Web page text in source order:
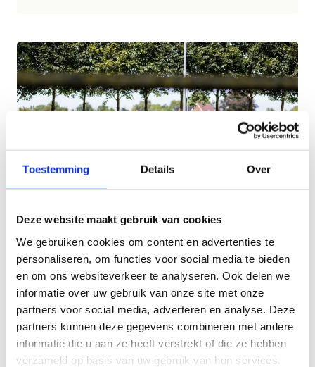
Toestemming Details Over
Deze website maakt gebruik van cookies
We gebruiken cookies om content en advertenties te
personaliseren, om functies voor social media te bieden
en om ons websiteverkeer te analyseren. Ook delen we
informatie over uw gebruik van onze site met onze
partners voor social media, adverteren en analyse. Deze
partners kunnen deze gegevens combineren met andere
informatie die u aan ze heeft verstrekt of die ze hebben
verzameld op basis van uw gebruik van hun services.
Stel je kandidaat
Je kan je kandidatuur enkel indienen
wanneer je ook ingeschreven bent voor een
van onze gewone lessenreeksen. Deze
lessenreeks dient apart betaald te worden en
is
niet
inbegrepen in het maandbedrag.